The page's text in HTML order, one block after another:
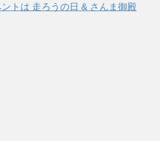
トは 走ろうの日 & さんま御殿